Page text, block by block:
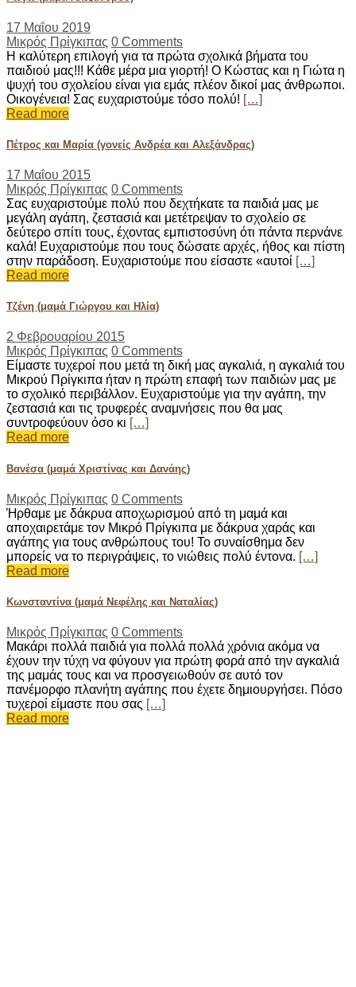
17 Μαΐου 2019
Μικρός Πρίγκιπας 0 Comments
Η καλύτερη επιλογή για τα πρώτα σχολικά βήματα του
παιδιού μας!!! Κάθε μέρα μια γιορτή! Ο Κώστας και η Γιώτα η
ψυχή του σχολείου είναι για εμάς πλέον δικοί μας άνθρωποι.
Οικογένεια! Σας ευχαριστούμε τόσο πολύ! […]
Read more
Πέτρος και Μαρία (γονείς Ανδρέα και Αλεξάνδρας)
17 Μαΐου 2015
Μικρός Πρίγκιπας 0 Comments
Σας ευχαριστούμε πολύ που δεχτήκατε τα παιδιά μας με
μεγάλη αγάπη, ζεστασιά και μετέτρεψαν το σχολείο σε
δεύτερο σπίτι τους, έχοντας εμπιστοσύνη ότι πάντα περνάνε
καλά! Ευχαριστούμε που τους δώσατε αρχές, ήθος και πίστη
στην παράδοση. Ευχαριστούμε που είσαστε «αυτοί […]
Read more
Τζένη (μαμά Γιώργου και Ηλία)
2 Φεβρουαρίου 2015
Μικρός Πρίγκιπας 0 Comments
Είμαστε τυχεροί που μετά τη δική μας αγκαλιά, η αγκαλιά του
Μικρού Πρίγκιπα ήταν η πρώτη επαφή των παιδιών μας με
το σχολικό περιβάλλον. Ευχαριστούμε για την αγάπη, την
ζεστασιά και τις τρυφερές αναμνήσεις που θα μας
συντροφεύουν όσο κι
[…]
Read more
Βανέσα (μαμά Χριστίνας και Δανάης)
Μικρός Πρίγκιπας 0 Comments
Ήρθαμε με δάκρυα αποχωρισμού από τη μαμά και
αποχαιρετάμε τον Μικρό Πρίγκιπα με δάκρυα χαράς και
αγάπης για τους ανθρώπους του! Το συναίσθημα δεν
μπορείς να το περιγράψεις, το νιώθεις πολύ έντονα. […]
Read more
Κωνσταντίνα (μαμά Νεφέλης και Ναταλίας)
Μικρός Πρίγκιπας 0 Comments
Μακάρι πολλά παιδιά για πολλά πολλά χρόνια ακόμα να
έχουν την τύχη να φύγουν για πρώτη φορά από την αγκαλιά
της μαμάς τους και να προσγειωθούν σε αυτό τον
πανέμορφο πλανήτη αγάπης που έχετε δημιουργήσει. Πόσο
τυχεροί είμαστε που σας […]
Read more